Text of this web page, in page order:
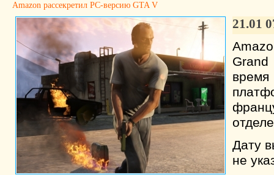
Amazon рассекретил PC-версию GTA V
21.01
Дату
не